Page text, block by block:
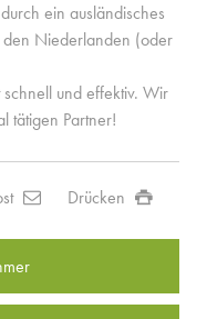
ein ausländisches
Niederlanden (oder
und effektiv. Wir
tätigen Partner!
Drücken